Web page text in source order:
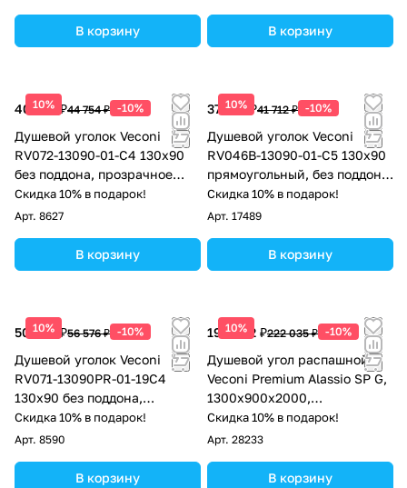
В корзину В корзину
10%
40 279 ₽44 754 ₽ -10%
Душевой уголок Veconi
RV072-13090-01-C4 130х90
без поддона, прозрачное
стекло, хром
Скидка 10% в подарок!
Арт. 8627
В корзину
10%
37 541 ₽41 712 ₽ -10%
Душевой уголок Veconi
RV046B-13090-01-C5 130х90
прямоугольный, без поддона,
прозрачное стекло, чёрный
матовый
Скидка 10% в подарок!
Арт. 17489
В корзину
10%
50 918 ₽56 576 ₽ -10%
Душевой уголок Veconi
RV071-13090PR-01-19C4
130х90 без поддона,
прозрачное стекло, хром
Скидка 10% в подарок!
Арт. 8590
В корзину
10%
199 832 ₽222 035 ₽ -10%
Душевой угол распашной
Veconi Premium Alassio SP G,
1300х900x2000,
брашированное золото,
стекло прозрачное
Скидка 10% в подарок!
Арт. 28233
В корзину